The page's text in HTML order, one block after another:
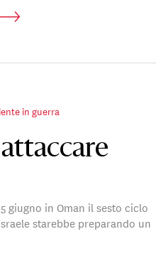
in guerra
giugno in Oman il sesto ciclo
starebbe preparando un